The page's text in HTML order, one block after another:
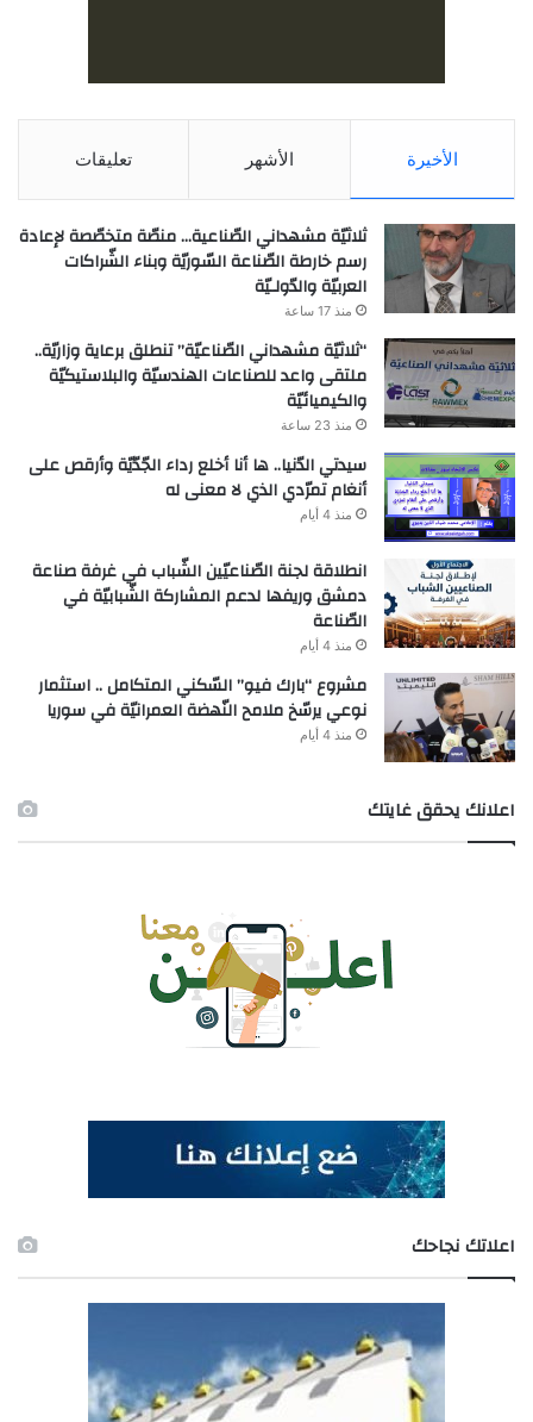
الأخيرة الأشهر تعليقات
ثلاثيّة مشهداني الصّناعية… منصّة متخصّصة لإعادة
رسم خارطة الصّناعة السّوريّة وبناء الشّراكات
العربيّة والدّولـيّة
منذ 17 ساعة
“ثلاثيّة مشهداني الصّناعيّة” تنطلق برعاية وزاريّة..
ملتقى واعد للصناعات الهندسيّة والبلاستيكيّة
والكيميائيّة
منذ 23 ساعة
سيدتي الدّنيا.. ها أنا أخلع رداء الجّدّيّة وأرقص على
أنغام تمرّدي الذي لا معنى له
منذ 4 أيام
انطلاقة لجنة الصّناعيّين الشّباب في غرفة صناعة
دمشق وريفها لدعم المشاركة الشّبابيّة في
الصّناعة
منذ 4 أيام
مشروع “بارك فيو” السّكني المتكامل .. استثمار
نوعي يرسّخ ملامح النّهضة العمرانيّة في سوريا
منذ 4 أيام
اعلانك يحقق غايتك
اعلاتك نجاحك